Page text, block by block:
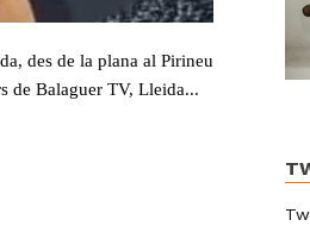
des de la plana al Pirineu
de Balaguer TV, Lleida...